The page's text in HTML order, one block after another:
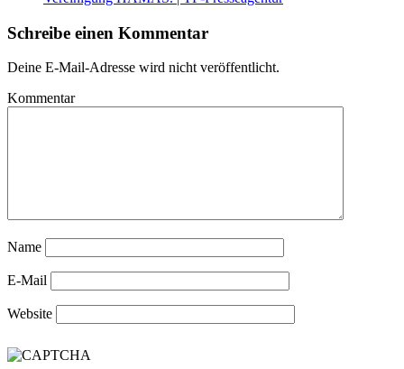
Schreibe einen Kommentar
Deine E-Mail-Adresse wird nicht veröffentlicht.
Kommentar
Name
E-Mail
Website